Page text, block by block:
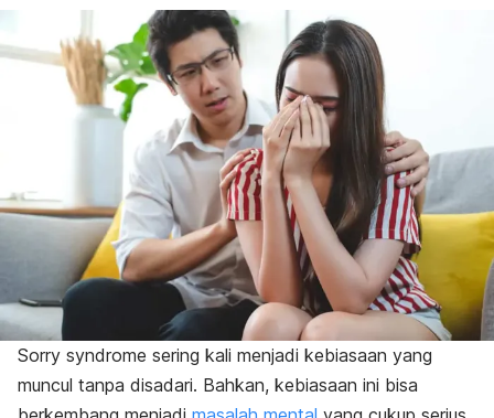
Sorry syndrome sering kali menjadi kebiasaan yang
muncul tanpa disadari. Bahkan, kebiasaan ini bisa